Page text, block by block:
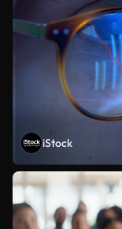
iStock